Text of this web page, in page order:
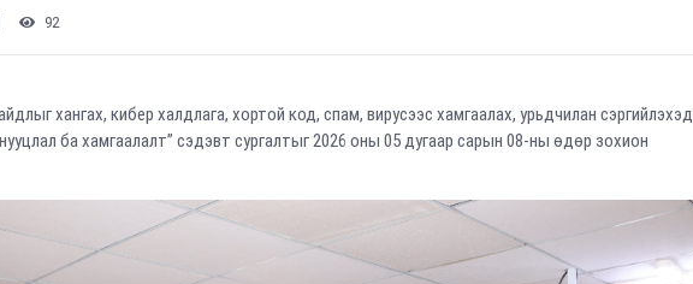
92
хангах, кибер халдлага, хортой код, спам, вирусээс хамгаалах, урьдчилан сэргийлэхэд
ба хамгаалалт” сэдэвт сургалтыг 2026 оны 05 дугаар сарын 08-ны өдөр зохион